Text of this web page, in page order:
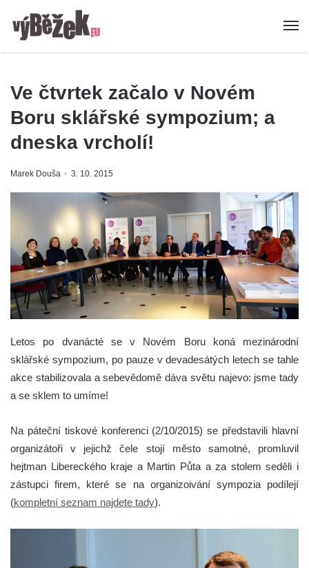
Ve čtvrtek začalo v Novém
Boru sklářské sympozium; a
dneska vrcholí!
Marek Douša 3. 10. 2015
Letos po dvanácté se v Novém Boru koná mezinárodní
sklářské sympozium, po pauze v devadesátých letech se tahle
akce stabilizovala a sebevědomě dáva světu najevo: jsme tady
a se sklem to umíme!
Na páteční tiskové konferenci (2/10/2015) se představili hlavní
organizátoři v jejichž čele stojí město samotné, promluvil
hejtman Libereckého kraje a Martin Půta a za stolem seděli i
zástupci firem, které se na organizoivání sympozia podílejí
(kompletní seznam najdete tady).